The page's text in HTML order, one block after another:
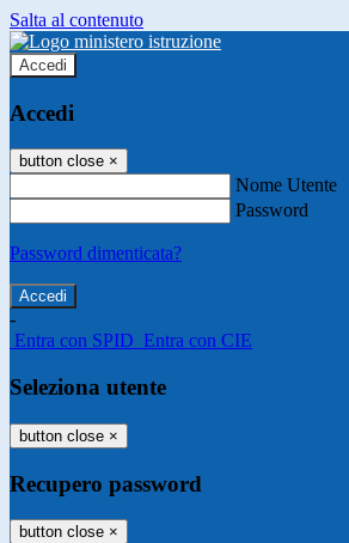
Salta al contenuto
Accedi
Accedi
button close ×
Nome Utente
Password
Password dimenticata?
-
Entra con SPID Entra con CIE
Seleziona utente
button close ×
Recupero password
button close ×